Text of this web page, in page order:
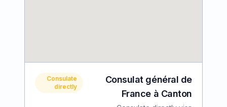
Consulat général de
France à Canton
Consulate
directly